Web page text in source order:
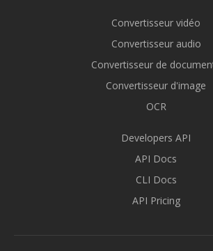
Convertisseur vidéo
Convertisseur audio
Convertisseur de
Convertisseur d'image
OCR
Developers API
API Docs
CLI Docs
API Pricing